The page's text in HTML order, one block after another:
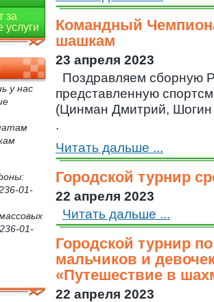
за
услуги
у нас
01-
01-
Командный
шашкам
23 апреля 2023
Поздравляем сборную
представленную
(Цинман Дмитрий,
.
Читать дальше ...
Городской турнир
22 апреля 2023
Читать дальше ...
Городской турнир
мальчиков и
«Путешествие в
22 апреля 2023